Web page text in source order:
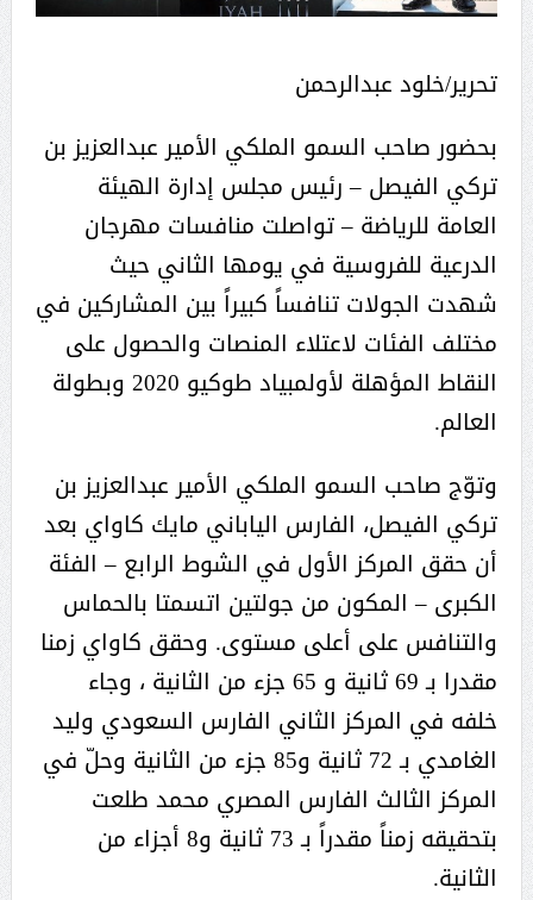
تحرير/خلود عبدالرحمن
بحضور صاحب السمو الملكي الأمير عبدالعزيز بن
تركي الفيصل – رئيس مجلس إدارة الهيئة
العامة للرياضة – تواصلت منافسات مهرجان
الدرعية للفروسية في يومها الثاني حيث
شهدت الجولات تنافساً كبيراً بين المشاركين في
مختلف الفئات لاعتلاء المنصات والحصول على
النقاط المؤهلة لأولمبياد طوكيو 2020 وبطولة
العالم.
وتوّج صاحب السمو الملكي الأمير عبدالعزيز بن
تركي الفيصل، الفارس الياباني مايك كاواي بعد
أن حقق المركز الأول في الشوط الرابع – الفئة
الكبرى – المكون من جولتين اتسمتا بالحماس
والتنافس على أعلى مستوى. وحقق كاواي زمنا
مقدرا بـ 69 ثانية و 65 جزء من الثانية ، وجاء
خلفه في المركز الثاني الفارس السعودي وليد
الغامدي بـ 72 ثانية و85 جزء من الثانية وحلّ في
المركز الثالث الفارس المصري محمد طلعت
بتحقيقه زمناً مقدراً بـ 73 ثانية و8 أجزاء من
الثانية.